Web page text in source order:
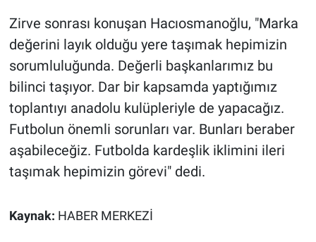
Zirve sonrası konuşan Hacıosmanoğlu, "Marka
değerini layık olduğu yere taşımak hepimizin
sorumluluğunda. Değerli başkanlarımız bu
bilinci taşıyor. Dar bir kapsamda yaptığımız
toplantıyı anadolu kulüpleriyle de yapacağız.
Futbolun önemli sorunları var. Bunları beraber
aşabileceğiz. Futbolda kardeşlik iklimini ileri
taşımak hepimizin görevi" dedi.
Kaynak: HABER MERKEZİ
Ne demişti
Nedir
Popüler
Programlar
Sağlık